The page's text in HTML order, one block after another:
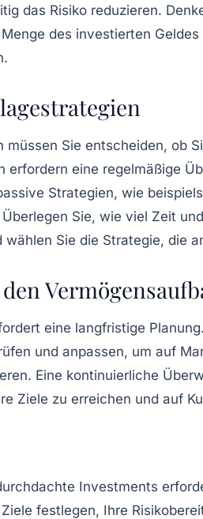
das Risiko reduzieren.
des investierten
müssen Sie entscheiden, ob
eine regelmäßige
Strategien, wie
Sie, wie viel Zeit
Sie die Strategie, die
eine langfristige
und anpassen, um auf
Eine kontinuierliche
Ziele zu erreichen und auf
Investments
festlegen, Ihre